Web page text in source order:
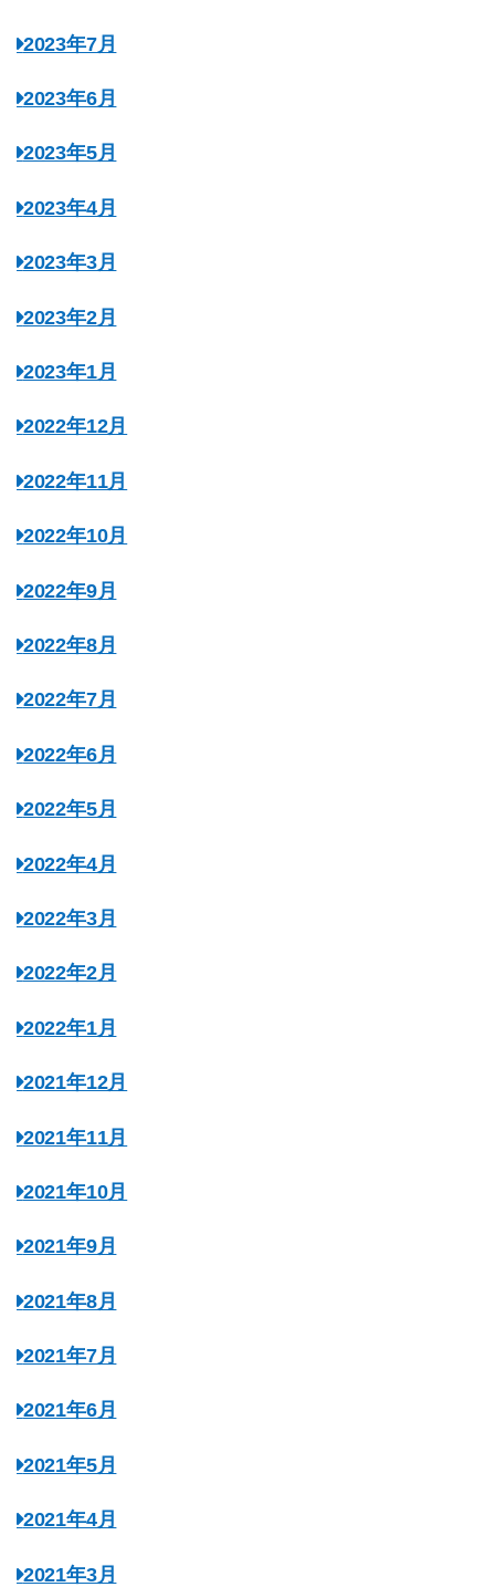
2023年7月
2023年6月
2023年5月
2023年4月
2023年3月
2023年2月
2023年1月
2022年12月
2022年11月
2022年10月
2022年9月
2022年8月
2022年7月
2022年6月
2022年5月
2022年4月
2022年3月
2022年2月
2022年1月
2021年12月
2021年11月
2021年10月
2021年9月
2021年8月
2021年7月
2021年6月
2021年5月
2021年4月
2021年3月